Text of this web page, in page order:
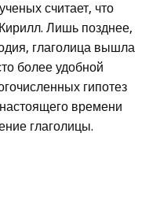
считает, что
Лишь позднее,
глаголица вышла
более удобной
гипотез
времени
глаголицы.